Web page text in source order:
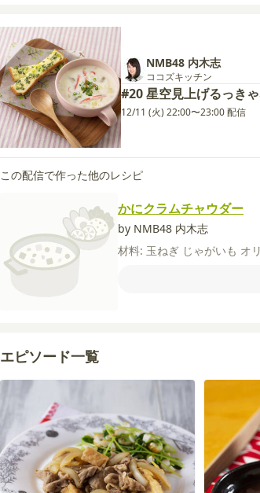
NMB48 内木志
ココズキッチン
#20 星空見上げるっきゃ
12/11 (火) 22:00〜23:00 配信
この配信で作った他のレシピ
かにクラムチャウダー
by NMB48 内木志
材料: 玉ねぎ じゃがいも オ
エピソード一覧